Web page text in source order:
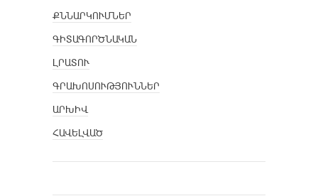
ՔՆՆԱՐԿՈՒՄՆԵՐ
ԳԻՏԱԳՈՐԾՆԱԿԱՆ
ԼՐԱՏՈՒ
ԳՐԱԽՈՍՈՒԹՅՈՒՆՆԵՐ
ԱՐԽԻՎ
ՀԱՎԵԼՎԱԾ